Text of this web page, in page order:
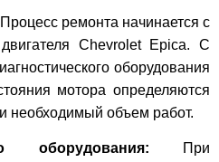
Процесс ремонта начинается с
Chevrolet Epica. С
оборудования
мотора определяются
необходимый объем работ.
оборудования: При